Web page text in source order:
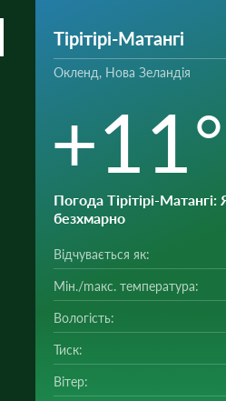
Тірітірі-Матангі
Окленд, Нова Зеландія
+11°
Погода Тірітірі-Матангі:
безхмарно
Відчувається як:
Мін./mакс. температура:
Вологість:
Тиск:
Вітер: